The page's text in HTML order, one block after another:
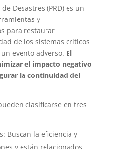
Desastres (PRD) es un
y
para restaurar
de los sistemas críticos
evento adverso. El
el impacto negativo
la continuidad del
clasificarse en tres
Buscan la eficiencia y
y están relacionados